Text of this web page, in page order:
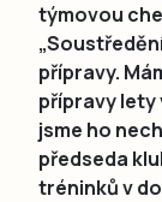
týmovou
přípravy.
přípravy lety
jsme ho
předseda
tréninků v